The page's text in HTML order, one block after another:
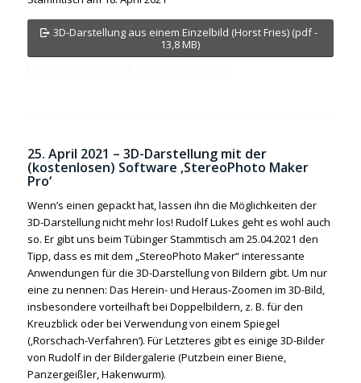
3D-Darstellung aus einem Einzelbild (Horst Fries) (pdf -
13,8 MB)
25. April 2021 – 3D-Darstellung mit der
(kostenlosen) Software ‚StereoPhoto Maker
Pro‘
Wenn’s einen gepackt hat, lassen ihn die Möglichkeiten der
3D-Darstellung nicht mehr los! Rudolf Lukes geht es wohl auch
so. Er gibt uns beim Tübinger Stammtisch am 25.04.2021 den
Tipp, dass es mit dem „StereoPhoto Maker“ interessante
Anwendungen für die 3D-Darstellung von Bildern gibt. Um nur
eine zu nennen: Das Herein- und Heraus-Zoomen im 3D-Bild,
insbesondere vorteilhaft bei Doppelbildern, z. B. für den
Kreuzblick oder bei Verwendung von einem Spiegel
(‚Rorschach-Verfahren‘). Für Letzteres gibt es einige 3D-Bilder
von Rudolf in der Bildergalerie (Putzbein einer Biene,
Panzergeißler, Hakenwurm).